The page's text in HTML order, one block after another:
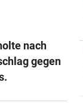
nach
gegen